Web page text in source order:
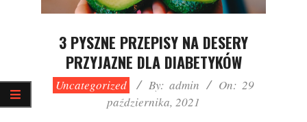
3 PYSZNE PRZEPISY NA DESERY
PRZYJAZNE DLA DIABETYKÓW
2021-
10-
Uncategorized By: admin On: 29
października, 2021